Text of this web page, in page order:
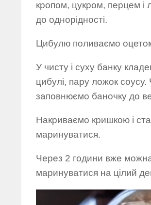
кропом, цукром, перцем
до однорідності.
Цибулю поливаємо
У чисту і суху банку
цибулі, пару ложок
заповнюємо баночку до
Накриваємо кришкою і
маринуватися.
Через 2 години вже
маринуватися на цілий